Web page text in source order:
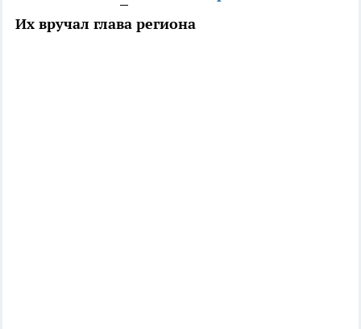
Их вручал глава региона